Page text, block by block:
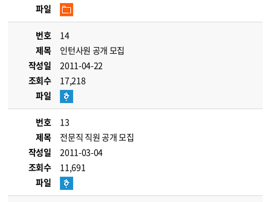
파일
번호
14
제목
인턴사원 공개 모집
작성일
2011-04-22
조회수
17,218
파일
번호
13
제목
전문직 직원 공개 모집
작성일
2011-03-04
조회수
11,691
파일